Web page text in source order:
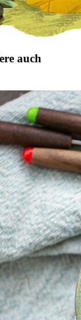
auch